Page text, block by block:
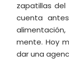
zapatillas
cuenta
mente. Hoy
dar una